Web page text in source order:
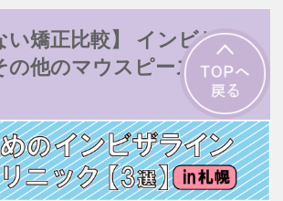
い矯正比較】 インビザ
の他のマウスピース矯